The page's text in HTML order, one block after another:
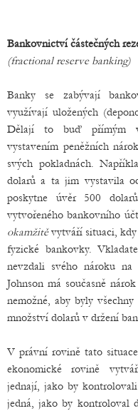
Bankovnictví částečných
(fractional reserve banking)
Banky se zabývají
využívají uložených
Dělají to buď přímým
vystavením peněžních
svých pokladnách.
dolarů a ta jim vystavila
poskytne úvěr 500
vytvořeného bankovního
okamžitěvytváří situaci, kdy
fyzické bankovky.
nevzdali svého nároku
Johnson má současně
nemožné, aby byly
množství dolarů v držení
V právní rovině tato
ekonomické rovině
jednají, jako by
jedná, jako by kontroloval